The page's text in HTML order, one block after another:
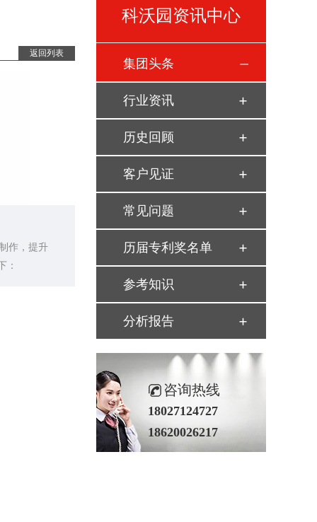
返回列表
作，提升
：
科沃园资讯中心
集团头条
行业资讯
历史回顾
客户见证
常见问题
历届专利奖名单
参考知识
分析报告
咨询热线
18027124727
18620026217